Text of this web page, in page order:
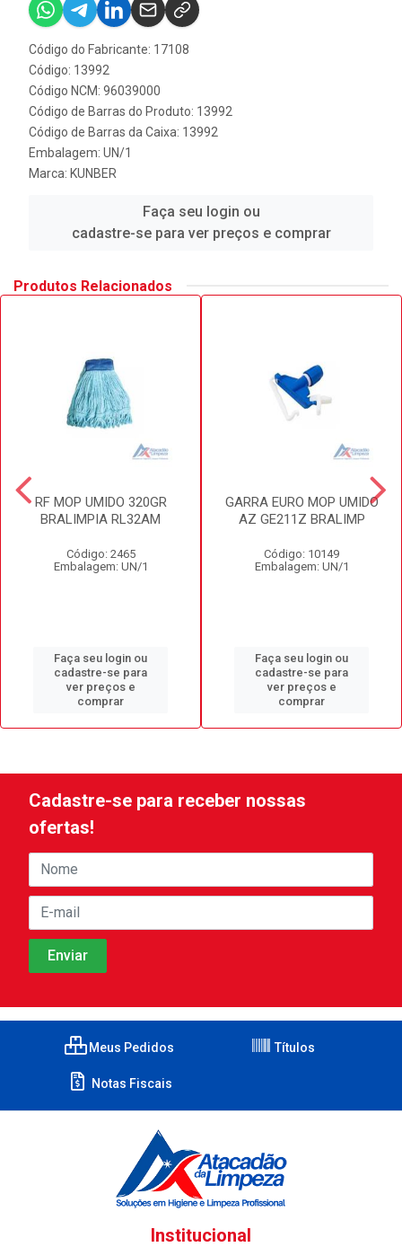
Código do Fabricante: 17108
Código: 13992
Código NCM: 96039000
Código de Barras do Produto: 13992
Código de Barras da Caixa: 13992
Embalagem: UN/1
Marca: KUNBER
Faça seu login ou
cadastre-se para ver preços e comprar
Produtos Relacionados
RF MOP UMIDO 320GR
BRALIMPIA RL32AM
Código: 2465
Embalagem: UN/1
Faça seu login ou
cadastre-se para
ver preços e
comprar
GARRA EURO MOP UMIDO
AZ GE211Z BRALIMP
Código: 10149
Embalagem: UN/1
Faça seu login ou
cadastre-se para
ver preços e
comprar
Cadastre-se para receber nossas
ofertas!
Meus Pedidos Títulos
Notas Fiscais
Institucional